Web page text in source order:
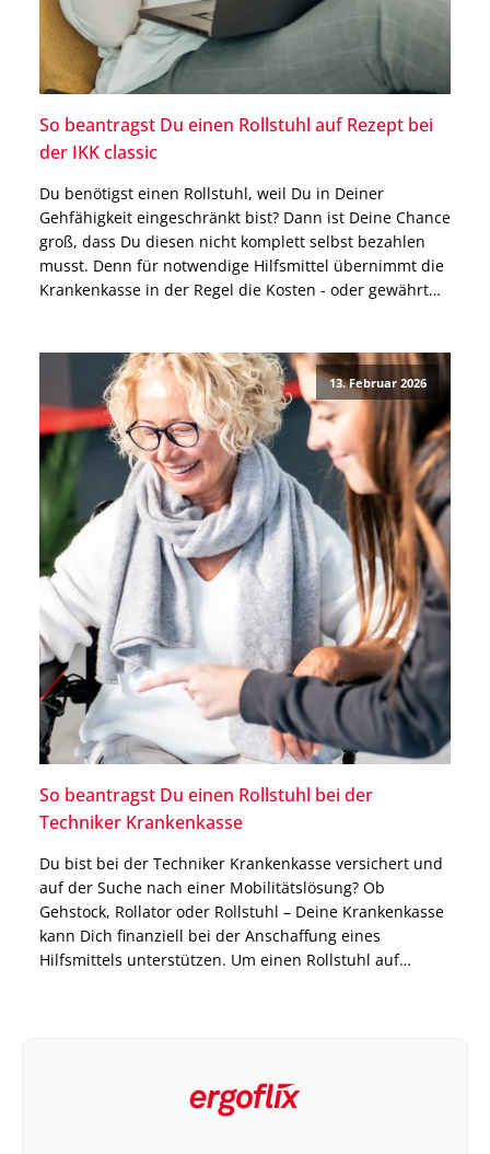
So beantragst Du einen Rollstuhl auf Rezept bei
der IKK classic
Du benötigst einen Rollstuhl, weil Du in Deiner
Gehfähigkeit eingeschränkt bist? Dann ist Deine Chance
groß, dass Du diesen nicht komplett selbst bezahlen
musst. Denn für notwendige Hilfsmittel übernimmt die
Krankenkasse in der Regel die Kosten - oder gewährt
13. Februar 2026
So beantragst Du einen Rollstuhl bei der
Techniker Krankenkasse
Du bist bei der Techniker Krankenkasse versichert und
auf der Suche nach einer Mobilitätslösung? Ob
Gehstock, Rollator oder Rollstuhl – Deine Krankenkasse
kann Dich finanziell bei der Anschaffung eines
Hilfsmittels unterstützen. Um einen Rollstuhl auf